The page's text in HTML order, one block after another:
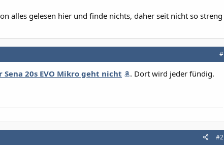
alles gelesen hier und finde nichts, daher seit nicht so streng
#
Sena 20s EVO Mikro geht nicht . Dort wird jeder fündig.
#2